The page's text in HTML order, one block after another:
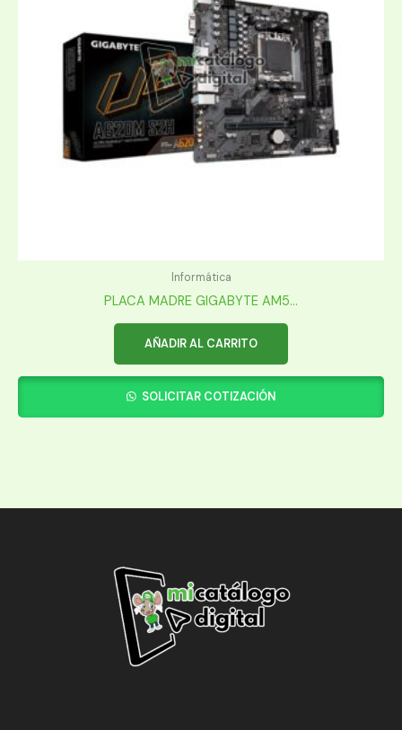
Informática
PLACA MADRE GIGABYTE AM5...
AÑADIR AL CARRITO
SOLICITAR COTIZACIÓN